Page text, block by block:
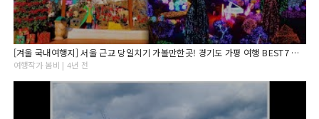
[겨울 국내여행지] 서울 근교 당일치기 가볼만한곳! 경기도 가평 여행 BEST7 아침고요수목원/오색별빛정원전
여행작가 봄비 | 4년 전